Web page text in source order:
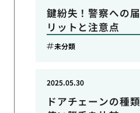
鍵紛失！警察への
リットと注意点
未分類
ドアチェーンの種
2025.05.30